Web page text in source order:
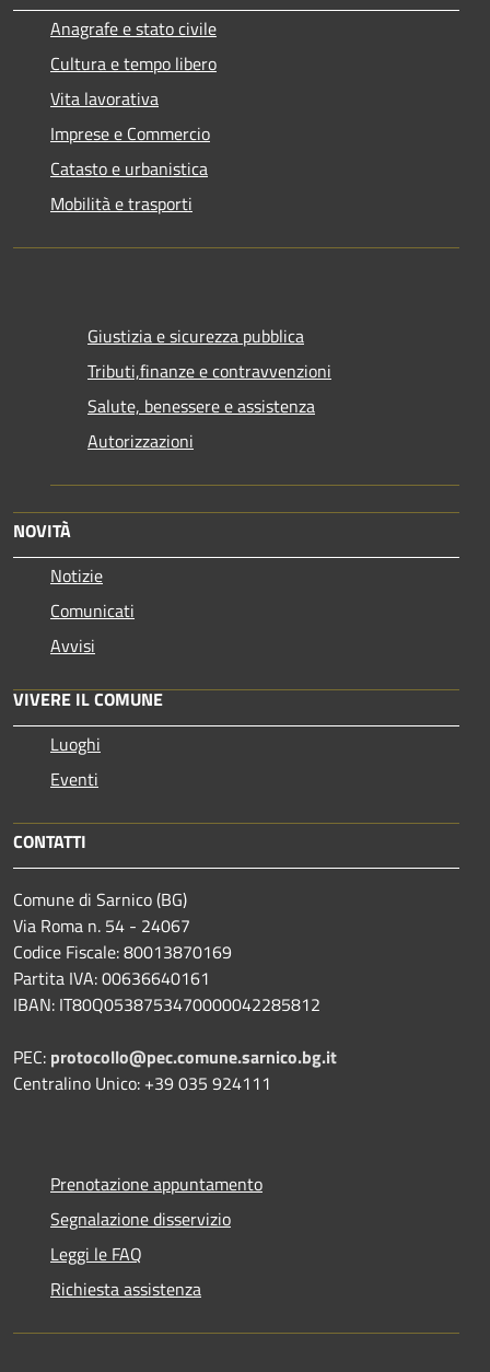
Anagrafe e stato civile
Cultura e tempo libero
Vita lavorativa
Imprese e Commercio
Catasto e urbanistica
Mobilità e trasporti
Giustizia e sicurezza pubblica
Tributi,finanze e contravvenzioni
Salute, benessere e assistenza
Autorizzazioni
NOVITÀ
Notizie
Comunicati
Avvisi
VIVERE IL COMUNE
Luoghi
Eventi
CONTATTI
Comune di Sarnico (BG)
Via Roma n. 54 - 24067
Codice Fiscale: 80013870169
Partita IVA: 00636640161
IBAN: IT80Q0538753470000042285812
PEC: protocollo@pec.comune.sarnico.bg.it
Centralino Unico: +39 035 924111
Prenotazione appuntamento
Segnalazione disservizio
Leggi le FAQ
Richiesta assistenza